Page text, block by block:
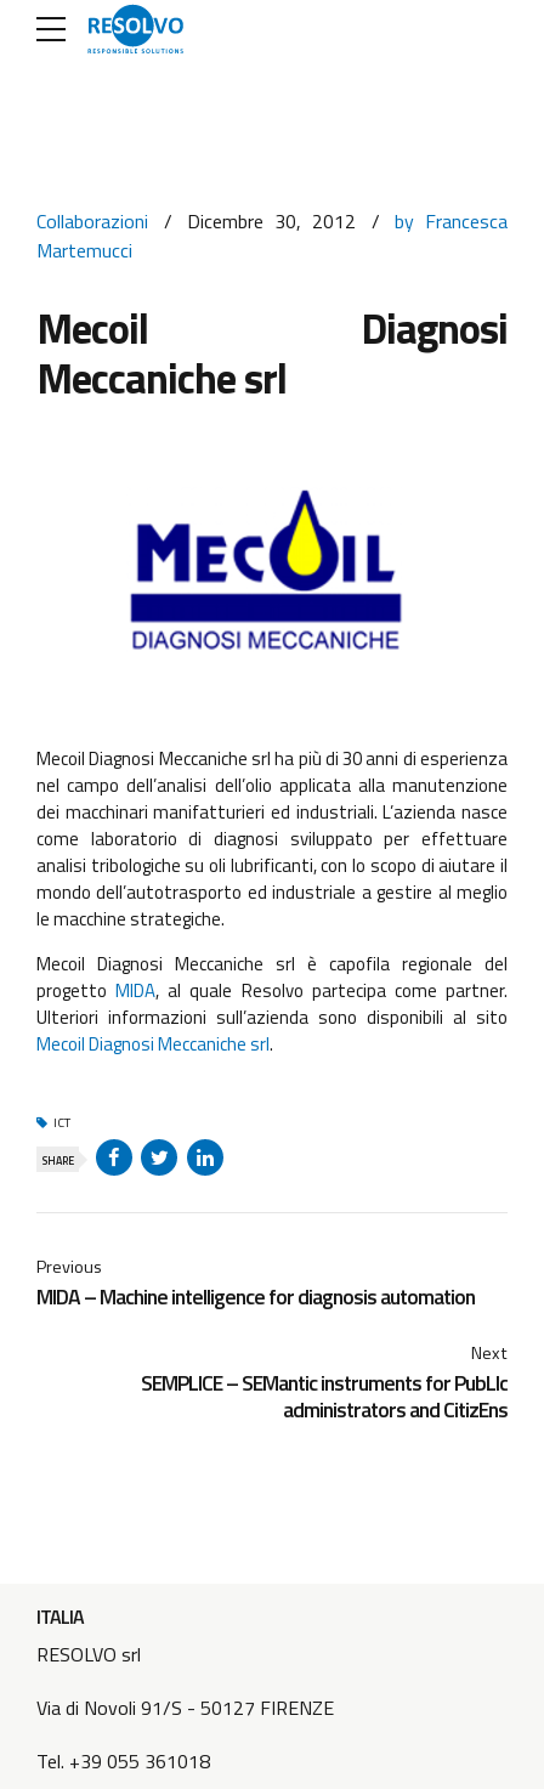
Collaborazioni Dicembre 30, 2012
by Francesca
Martemucci
Mecoil Diagnosi
Meccaniche srl
Mecoil Diagnosi Meccaniche srl ha più di 30 anni di esperienza
nel campo dell’analisi dell’olio applicata alla manutenzione
dei macchinari manifatturieri ed industriali. L’azienda nasce
come laboratorio di diagnosi sviluppato per effettuare
analisi tribologiche su oli lubrificanti, con lo scopo di aiutare il
mondo dell’autotrasporto ed industriale a gestire al meglio
le macchine strategiche.
Mecoil Diagnosi Meccaniche srl è capofila regionale del
progettoMIDA, al quale Resolvo partecipa come partner.
Ulteriori informazioni sull’azienda sono disponibili al sito
Mecoil Diagnosi Meccaniche srl.
ICT
SHARE
Previous
MIDA – Machine intelligence for diagnosis automation
Next
SEMPLICE – SEMantic instruments for PubLIc
administrators and CitizEns
ITALIA
RESOLVO srl
Via di Novoli 91/S - 50127 FIRENZE
Tel. +39 055 361018